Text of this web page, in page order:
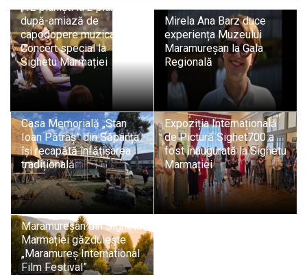
„12 pianiști la 2 piane – O
după-amiază de
capodopere muzicale”.
Concert special la
Sighetu Marmației
Mirela Ana Barz duce
experiența Muzeului
Maramureșan la Gala
Regională
Casa Memorială „Stan
Ioan Pătraș” din Săpânța
își recapătă înfățișarea
tradițională
Expoziția Internațională
de Pictură Sighet700 a
fost inaugurată la Sighetu
Marmației
Muzeul Satului
Maramureșan din Sighetu
Marmației găzduiește
„Maramureș International
Film Festival”